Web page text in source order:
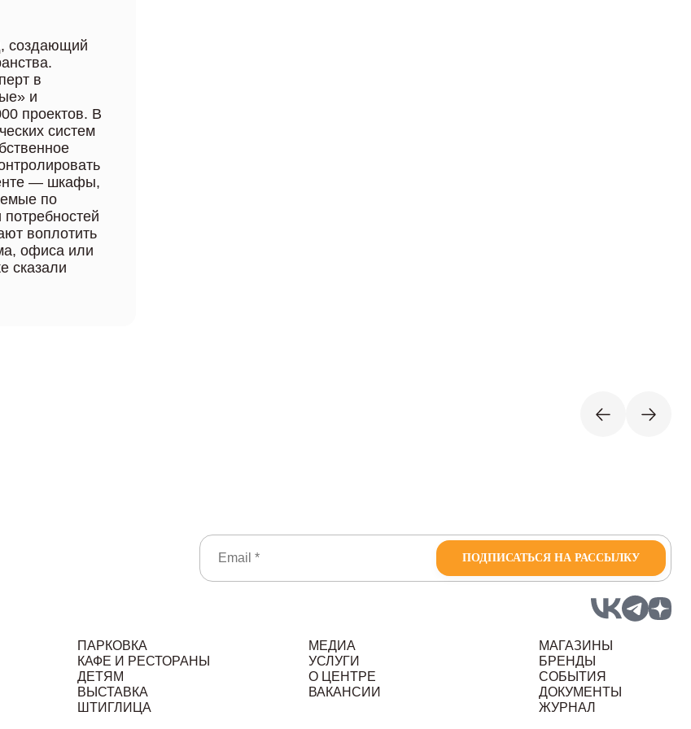
создающий
в
и
проектов. В
систем
— шкафы,
по
воплотить
офиса или
сказали
ПОДПИСАТЬСЯ НА РАССЫЛКУ
ПАРКОВКА
КАФЕ И РЕСТОРАНЫ
ДЕТЯМ
ВЫСТАВКА
ШТИГЛИЦА
МЕДИА
УСЛУГИ
О ЦЕНТРЕ
ВАКАНСИИ
МАГАЗИНЫ
БРЕНДЫ
СОБЫТИЯ
ДОКУМЕНТЫ
ЖУРНАЛ